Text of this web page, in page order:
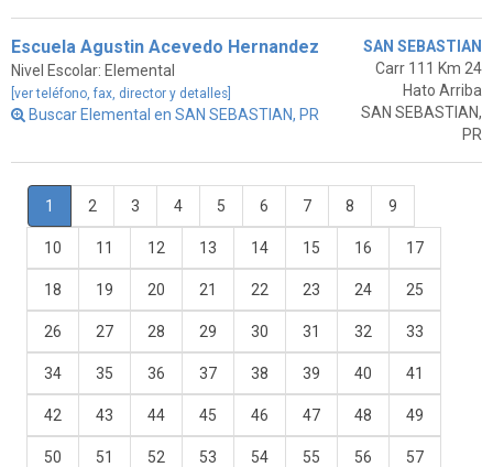
Escuela Agustin Acevedo Hernandez
Nivel Escolar: Elemental
[ver teléfono, fax, director y detalles]
Buscar Elemental en SAN SEBASTIAN, PR
SAN SEBASTIAN
Carr 111 Km 24
Hato Arriba
SAN SEBASTIAN,
PR
1 2 3 4 5 6 7 8 9
10 11 12 13 14 15 16 17
18 19 20 21 22 23 24 25
26 27 28 29 30 31 32 33
34 35 36 37 38 39 40 41
42 43 44 45 46 47 48 49
50 51 52 53 54 55 56 57